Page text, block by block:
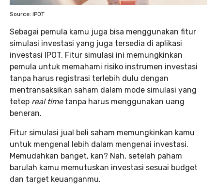
Source: IPOT
Sebagai pemula kamu juga bisa menggunakan fitur
simulasi investasi yang juga tersedia di aplikasi
investasi IPOT. Fitur simulasi ini memungkinkan
pemula untuk memahami risiko instrumen investasi
tanpa harus registrasi terlebih dulu dengan
mentransaksikan saham dalam mode simulasi yang
tetep real timetanpa harus menggunakan uang
beneran.
Fitur simulasi jual beli saham memungkinkan kamu
untuk mengenal lebih dalam mengenai investasi.
Memudahkan banget, kan? Nah, setelah paham
barulah kamu memutuskan investasi sesuai budget
dan target keuanganmu.